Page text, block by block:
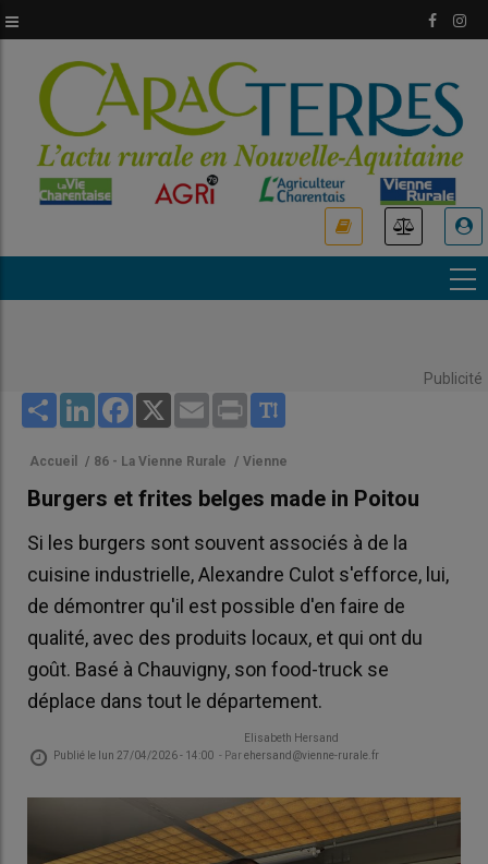
au
principal
Publicité
Share LinkedInFacebook
X Email Print
Accueil / 86 - La Vienne Rurale / Vienne
Burgers et frites belges made in Poitou
Si les burgers sont souvent associés à de la
cuisine industrielle, Alexandre Culot s'efforce, lui,
de démontrer qu'il est possible d'en faire de
qualité, avec des produits locaux, et qui ont du
goût. Basé à Chauvigny, son food-truck se
déplace dans tout le département.
Publié le lun 27/04/2026 - 14:00 - Par
Elisabeth Hersand
ehersand@vienne-rurale.fr